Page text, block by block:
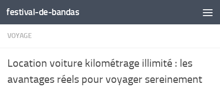
Skip to content
festival-de-bandas
VOYAGE
Location voiture kilométrage illimité : les
avantages réels pour voyager sereinement